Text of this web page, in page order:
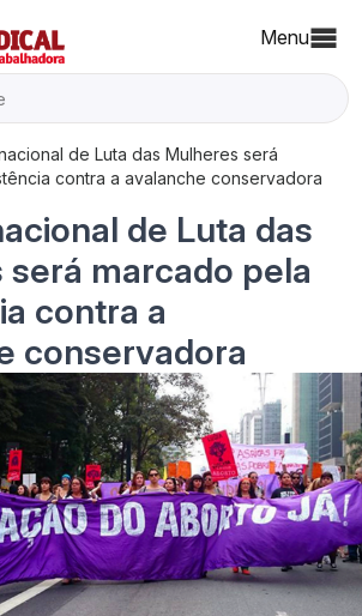
Menu
de Luta das Mulheres será
contra a avalanche conservadora
de Luta das
será marcado pela
contra a
conservadora